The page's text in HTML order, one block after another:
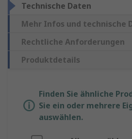
Technische Daten
Mehr Infos und technische
Rechtliche Anforderungen
Produktdetails
Finden Sie ähnliche
Sie ein oder mehrere
auswählen.